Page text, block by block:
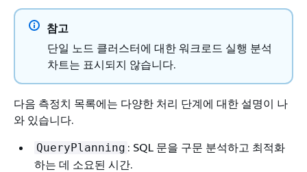
참고
단일 노드 클러스터에 대한 워크로드 실행 분석
차트는 표시되지 않습니다.
다음 측정치 목록에는 다양한 처리 단계에 대한 설명이 나
와 있습니다.
QueryPlanning : SQL 문을 구문 분석하고 최적화
하는 데 소요된 시간.